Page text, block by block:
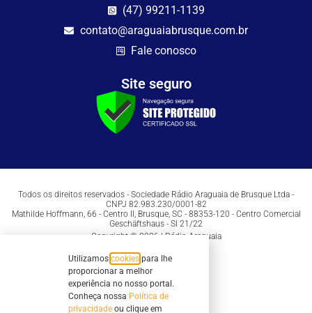
(47) 99211-1139
contato@araguaiabrusque.com.br
Fale conosco
Site seguro
Todos os direitos reservados - Sociedade Rádio Araguaia de Brusque Ltda -
CNPJ 82.983.230/0001-82
Mathilde Hoffmann, 66 - Centro II, Brusque, SC - 88353-120 - Centro Comercial
Geschäftshaus - Sl 21/22
Copyright © 2026 | Rádio Araguaia
Utilizamos cookies para lhe
proporcionar a melhor
experiência no nosso portal.
Conheça nossa Política de
privacidade ou clique em